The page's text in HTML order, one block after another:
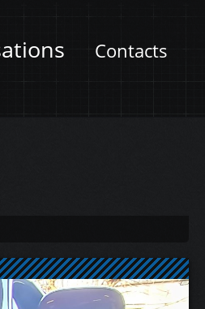
Contacts